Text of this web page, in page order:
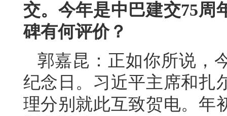
交。今年是中巴建交75周
碑有何评价？
郭嘉昆：正如你所说，
纪念日。习近平主席和扎
理分别就此互致贺电。年